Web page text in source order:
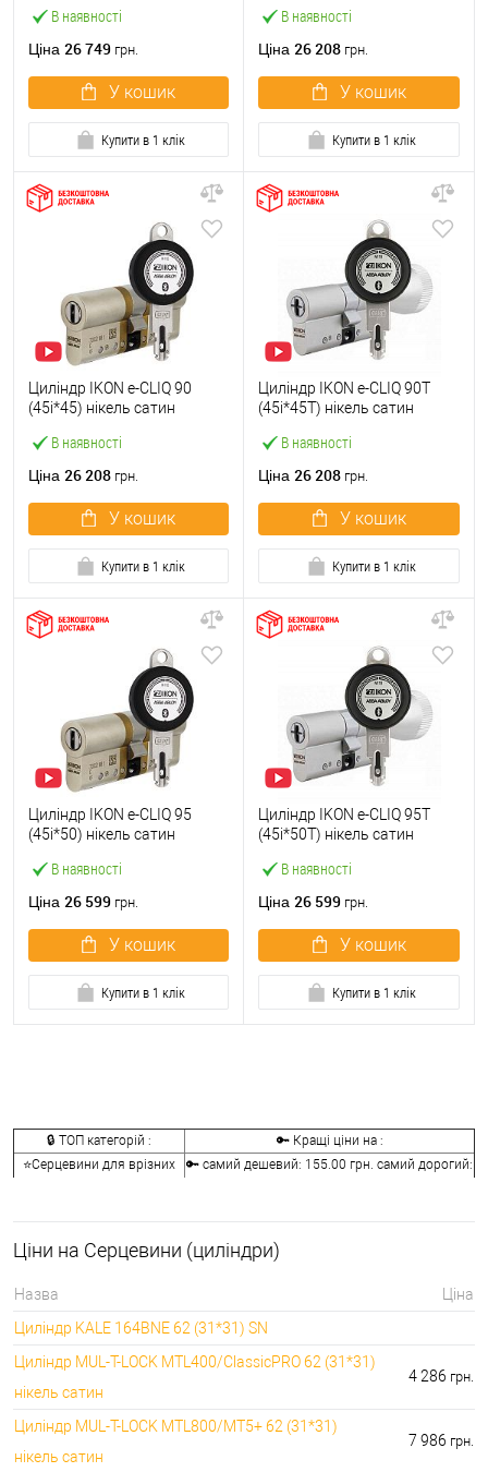
В наявності
Ціна 26 749 грн.
У кошик
Купити в 1 клік
В наявності
Ціна 26 208 грн.
У кошик
Купити в 1 клік
В наявності
Циліндр IKON e-CLIQ 90
(45i*45) нікель сатин
Ціна 26 208 грн.
У кошик
Купити в 1 клік
В наявності
Циліндр IKON e-CLIQ 90T
(45i*45T) нікель сатин
Ціна 26 208 грн.
У кошик
Купити в 1 клік
В наявності
Циліндр IKON e-CLIQ 95
(45i*50) нікель сатин
Ціна 26 599 грн.
У кошик
Купити в 1 клік
В наявності
Циліндр IKON e-CLIQ 95T
(45i*50T) нікель сатин
Ціна 26 599 грн.
У кошик
Купити в 1 клік
🔒 ТОП категорій :
🔑 Кращі ціни на :
⭐Серцевини для врізних
🔑 самий дешевий: 155.00 грн. самий дорогий:
🔑 самий дешевий: 133.00 грн. самий дорогий:
🔐Аксесуари для серцевин:
🔑 самий дешевий: 30.00 грн. самий дорогий:
Ціни на Серцевини (циліндри)
Назва
Ціна
Циліндр KALE 164BNE 62 (31*31) SN
Циліндр MUL-T-LOCK MTL400/ClassicPRO 62 (31*31)
нікель сатин
4 286 грн.
Циліндр MUL-T-LOCK MTL800/MT5+ 62 (31*31)
нікель сатин
7 986 грн.